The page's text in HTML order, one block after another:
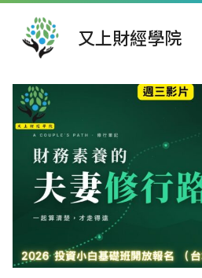
跳
又上財經學院
章
導
覽